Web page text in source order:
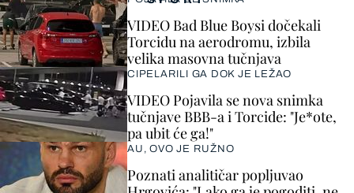
VIDEO Bad Blue Boysi dočekali
Torcidu na aerodromu, izbila
velika masovna tučnjava
CIPELARILI GA DOK JE LEŽAO
VIDEO Pojavila se nova snimka
tučnjave BBB-a i Torcide: "Je*ote,
pa ubit će ga!"
AU, OVO JE RUŽNO
Poznati analitičar popljuvao